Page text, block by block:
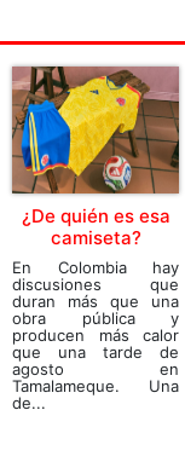
¿De quién es esa
camiseta?
En Colombia hay
discusiones que
duran más que una
obra pública y
producen más calor
que una tarde de
agosto en
Tamalameque. Una
de...